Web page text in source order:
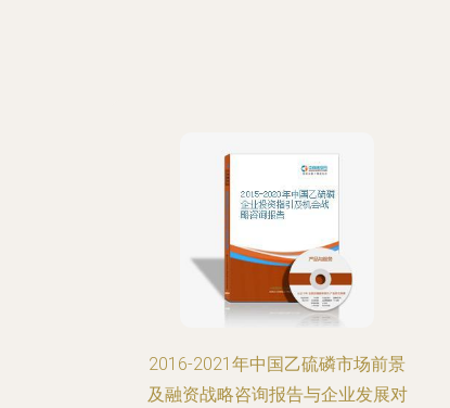
2016-2021年中国乙硫磷市场前景
及融资战略咨询报告与企业发展对